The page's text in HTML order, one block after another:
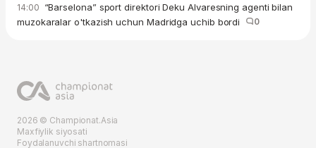
14:00 “Barselona” sport direktori Deku Alvaresning agenti bilan
muzokaralar o'tkazish uchun Madridga uchib bordi
0
2026 © Championat.Asia
Maxfiylik siyosati
Foydalanuvchi shartnomasi